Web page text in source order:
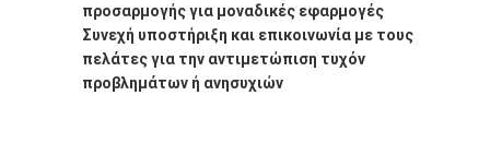
προσαρμογής για μοναδικές εφαρμογές
Συνεχή υποστήριξη και επικοινωνία με τους
πελάτες για την αντιμετώπιση τυχόν
προβλημάτων ή ανησυχιών